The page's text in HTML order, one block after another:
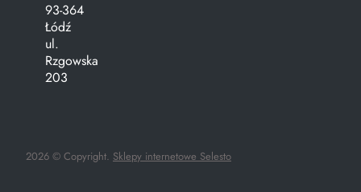
93-364
Łódź
ul.
Rzgowska
203
2026 © Copyright. Sklepy internetowe Selesto